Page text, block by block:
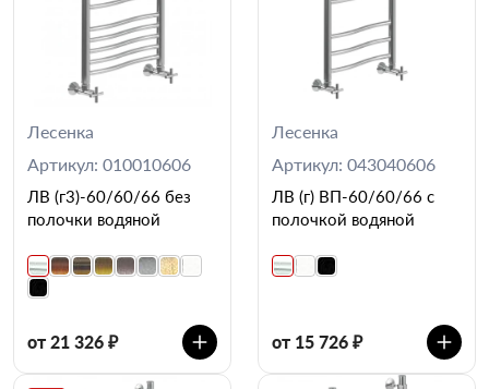
Лесенка
Артикул: 010010606
ЛВ (г3)-60/60/66 без
полочки водяной
от 21 326 ₽
Лесенка
Артикул: 043040606
ЛВ (г) ВП-60/60/66 с
полочкой водяной
от 15 726 ₽